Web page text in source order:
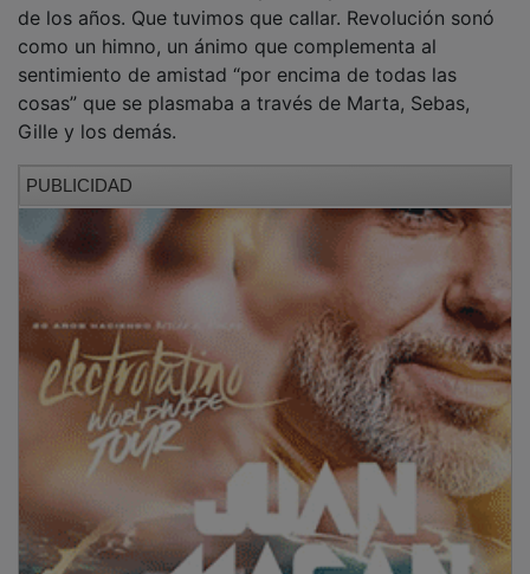
como un himno, un ánimo que complementa al
sentimiento de amistad “por encima de todas las
cosas” que se plasmaba a través de Marta, Sebas,
Gille y los demás.